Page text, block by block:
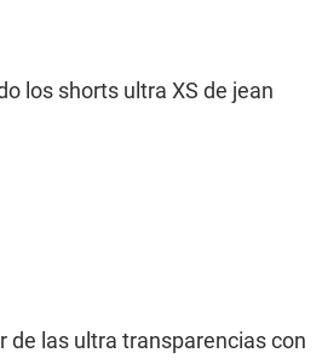
los shorts ultra XS de jean
de las ultra transparencias con